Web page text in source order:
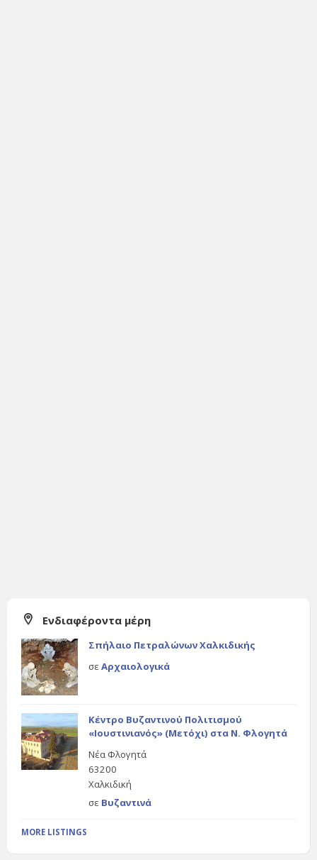
Ενδιαφέροντα μέρη
Σπήλαιο Πετραλώνων Χαλκιδικής
σε Αρχαιολογικά
Κέντρο Βυζαντινού Πολιτισμού
«Ιουστινιανός» (Μετόχι) στα Ν. Φλογητά
Νέα Φλογητά
63200
Χαλκιδική
σε Βυζαντινά
MORE LISTINGS